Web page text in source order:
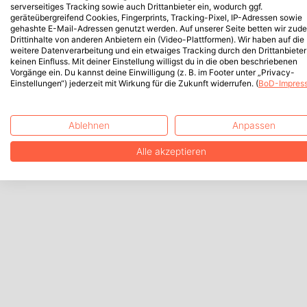
serverseitiges Tracking sowie auch Drittanbieter ein, wodurch ggf.
geräteübergreifend Cookies, Fingerprints, Tracking-Pixel, IP-Adressen sowie
gehashte E-Mail-Adressen genutzt werden. Auf unserer Seite betten wir
Drittinhalte von anderen Anbietern ein (Video-Plattformen). Wir haben auf die
weitere Datenverarbeitung und ein etwaiges Tracking durch den Drittanbieter
keinen Einfluss. Mit deiner Einstellung willigst du in die oben beschriebenen
Vorgänge ein. Du kannst deine Einwilligung (z. B. im Footer unter „Privacy-
Einstellungen“) jederzeit mit Wirkung für die Zukunft widerrufen. (BoD-
Ablehnen Anpassen
Alle akzeptieren